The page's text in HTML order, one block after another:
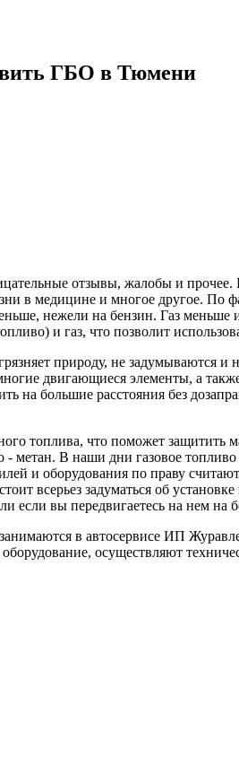
ГБО в Тюмени
отзывы, жалобы и прочее.
в медицине и многое другое.
нежели на бензин. Газ
и газ, что позволит
природу, не задумываются и
двигающиеся элементы, а
на большие расстояния без
топлива, что поможет защитить
метан. В наши дни газовое
и оборудования по праву
всерьез задуматься об
если вы передвигаетесь на нем на
в автосервисе ИП
осуществляют